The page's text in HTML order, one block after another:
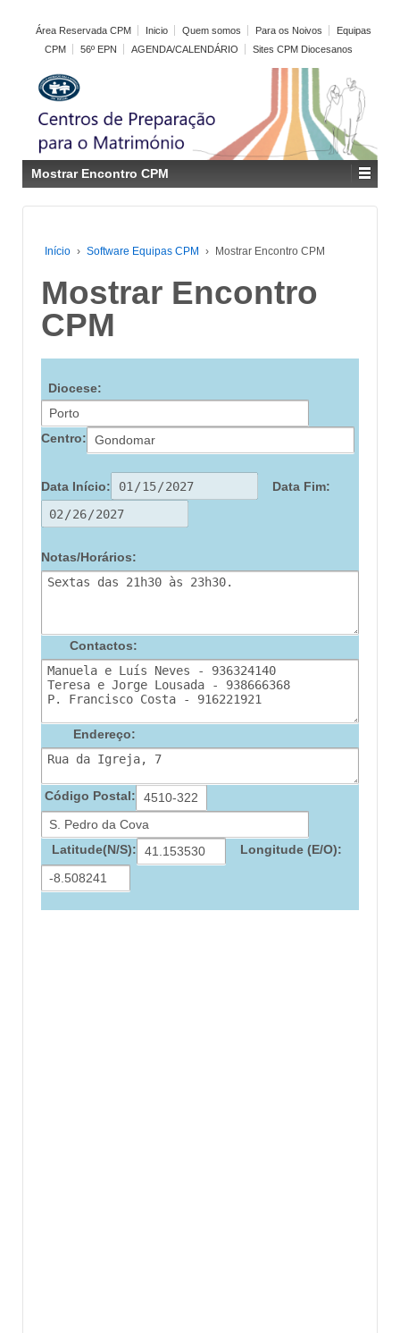
Área Reservada CPM Inicio Quem somos Para os Noivos
Equipas
CPM
56º EPN AGENDA/CALENDÁRIO Sites CPM Diocesanos
Mostrar Encontro CPM
Início › Software Equipas CPM › Mostrar Encontro CPM
Mostrar Encontro
CPM
Diocese:
Centro:
Data Início: Data Fim:
Notas/Horários:
Contactos:
Endereço:
Código Postal:
Latitude(N/S): Longitude (E/O):